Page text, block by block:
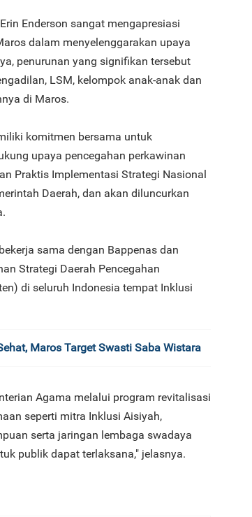
Enderson sangat mengapresiasi
dalam menyelenggarakan upaya
penurunan yang signifikan tersebut
LSM, kelompok anak-anak dan
di Maros.
komitmen bersama untuk
upaya pencegahan perkawinan
Praktis Implementasi Strategi Nasional
Daerah, dan akan diluncurkan
sama dengan Bappenas dan
Strategi Daerah Pencegahan
di seluruh Indonesia tempat Inklusi
Maros Target Swasti Saba Wistara
Agama melalui program revitalisasi
seperti mitra Inklusi Aisiyah,
serta jaringan lembaga swadaya
publik dapat terlaksana," jelasnya.